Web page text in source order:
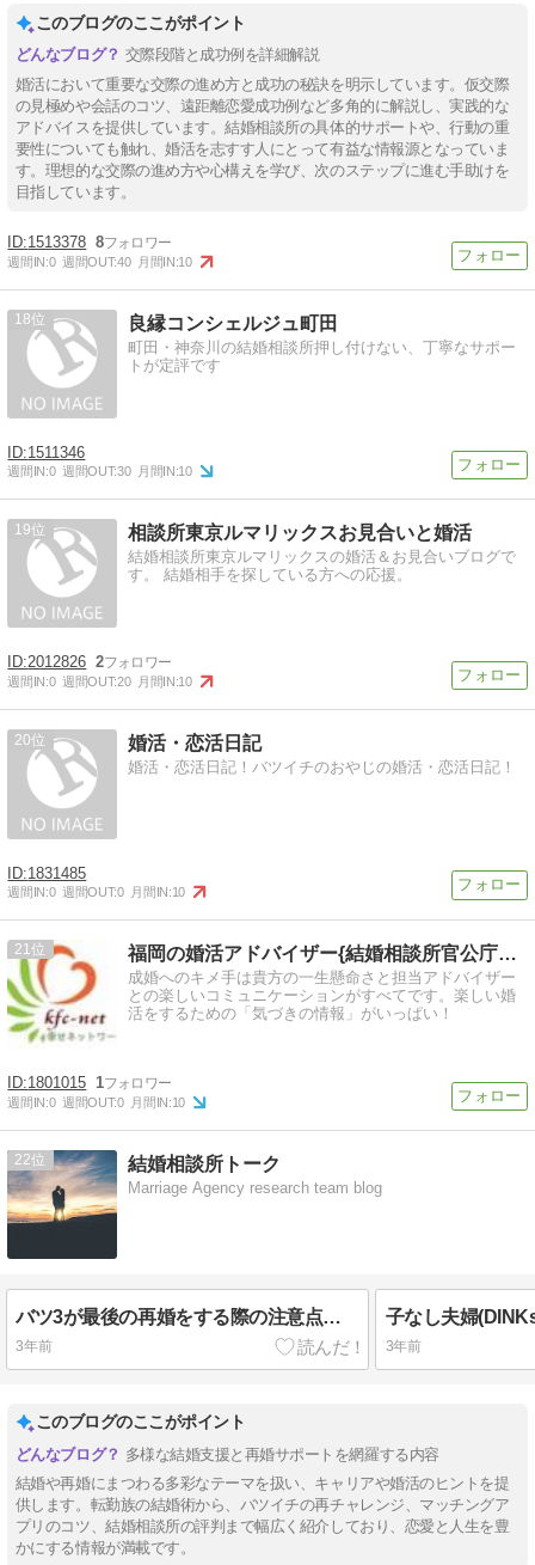
このブログのここがポイント
交際段階と成功例を詳細解説
婚活において重要な交際の進め方と成功の秘訣を明示しています。仮交際
の見極めや会話のコツ、遠距離恋愛成功例など多角的に解説し、実践的な
アドバイスを提供しています。結婚相談所の具体的サポートや、行動の重
要性についても触れ、婚活を志すす人にとって有益な情報源となっていま
す。理想的な交際の進め方や心構えを学び、次のステップに進む手助けを
目指しています。
1513378 8
週間IN:0 週間OUT:40 月間IN:10
18 良縁コンシェルジュ町田
町田・神奈川の結婚相談所押し付けない、丁寧なサポー
トが定評です
1511346
週間IN:0 週間OUT:30 月間IN:10
19 相談所東京ルマリックスお見合いと婚活
結婚相談所東京ルマリックスの婚活＆お見合いブログで
す。 結婚相手を探している方への応援。
2012826 2
週間IN:0 週間OUT:20 月間IN:10
20 婚活・恋活日記
婚活・恋活日記！バツイチのおやじの婚活・恋活日記！
1831485
週間IN:0 週間OUT:0 月間IN:10
21 福岡の婚活アドバイザー{結婚相談所官公庁ファミリークラブ}
成婚へのキメ手は貴方の一生懸命さと担当アドバイザー
との楽しいコミュニケーションがすべてです。楽しい婚
活をするための「気づきの情報」がいっぱい！
1801015 1
週間IN:0 週間OUT:0 月間IN:10
22 結婚相談所トーク
Marriage Agency research team blog
バツ3が最後の再婚をする際の注意点とは？今度こそ失敗しない婚活方法
3年前 3年前
このブログのここがポイント
多様な結婚支援と再婚サポートを網羅する内容
結婚や再婚にまつわる多彩なテーマを扱い、キャリアや婚活のヒントを提
供します。転勤族の結婚術から、バツイチの再チャレンジ、マッチングア
プリのコツ、結婚相談所の評判まで幅広く紹介しており、恋愛と人生を豊
かにする情報が満載です。